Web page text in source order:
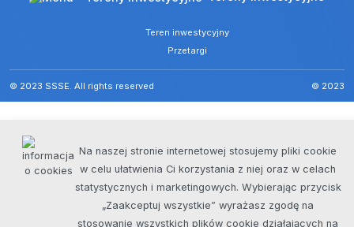
Teren inwestycyjny
Przetargi
© 2023 SSSE. All rights reserved © 2023
Na naszej stronie internetowej stosujemy pliki cookie
w celu ułatwienia Ci korzystania z niej oraz w celach
statystycznych i marketingowych. Wybierając przycisk
„Zaakceptuj wszystkie” wyrażasz zgodę na
stosowanie wszystkich plików cookie działających na